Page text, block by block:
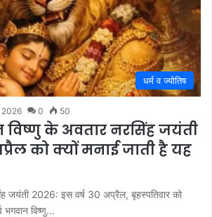
धर्म व ज्योतिष
0 50
के अवतार नरसिंह जयंती
को क्यों मनाई जाती है यह
जयंती 2026: इस वर्ष 30 अप्रैल, बृहस्पतिवार को
भगवान विष्णु…